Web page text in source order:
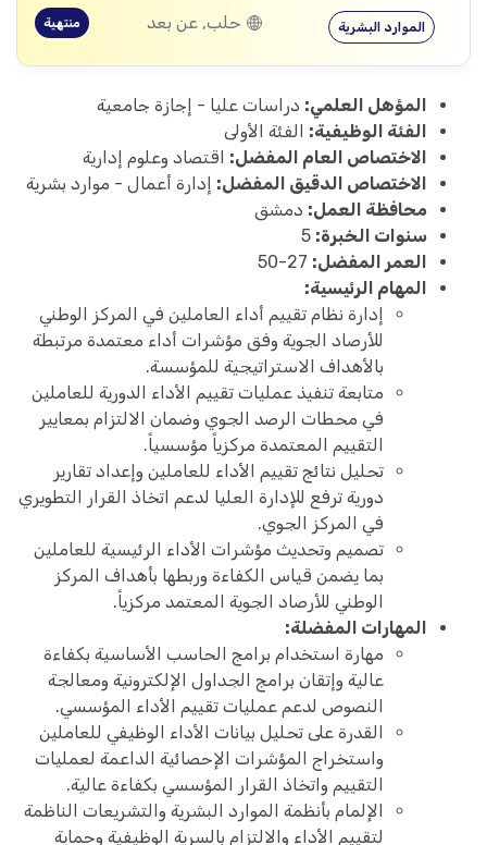
الموارد البشرية حلب, عن بعد منتهية
المؤهل العلمي: دراسات عليا - إجازة جامعية
الفئة الوظيفية: الفئة الأولى
الاختصاص العام المفضل: اقتصاد وعلوم إدارية
الاختصاص الدقيق المفضل: إدارة أعمال - موارد بشرية
محافظة العمل: دمشق
سنوات الخبرة:
العمر المفضل:
المهام الرئيسية:
إدارة نظام تقييم أداء العاملين في المركز الوطني
للأرصاد الجوية وفق مؤشرات أداء معتمدة مرتبطة
بالأهداف الاستراتيجية للمؤسسة.
متابعة تنفيذ عمليات تقييم الأداء الدورية للعاملين
في محطات الرصد الجوي وضمان الالتزام بمعايير
التقييم المعتمدة مركزياً مؤسسياً.
تحليل نتائج تقييم الأداء للعاملين وإعداد تقارير
دورية ترفع للإدارة العليا لدعم اتخاذ القرار التطويري
في المركز الجوي.
تصميم وتحديث مؤشرات الأداء الرئيسية للعاملين
بما يضمن قياس الكفاءة وربطها بأهداف المركز
الوطني للأرصاد الجوية المعتمد مركزياً.
المهارات المفضلة:
مهارة استخدام برامج الحاسب الأساسية بكفاءة
عالية وإتقان برامج الجداول الإلكترونية ومعالجة
النصوص لدعم عمليات تقييم الأداء المؤسسي.
القدرة على تحليل بيانات الأداء الوظيفي للعاملين
واستخراج المؤشرات الإحصائية الداعمة لعمليات
التقييم واتخاذ القرار المؤسسي بكفاءة عالية.
الإلمام بأنظمة الموارد البشرية والتشريعات الناظمة
لتقييم الأداء والالتزام بالسرية الوظيفية وحماية